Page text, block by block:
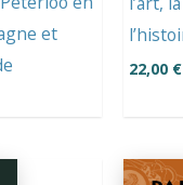
et
22,00 €